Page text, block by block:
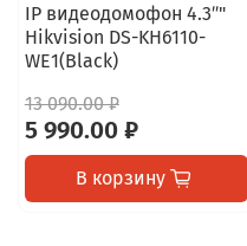
IP видеодомофон 4.3″"
Hikvision DS-KH6110-
WE1(Black)
13 090.00 ₽
5 990.00 ₽
В корзину